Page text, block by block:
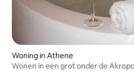
Woning in Athene
Wonen in een grot onder de